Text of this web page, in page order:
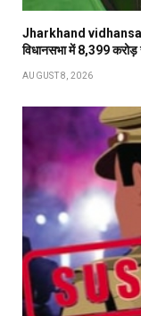
Jharkhand
विधानसभा में 8,399
AUGUST 8, 2026